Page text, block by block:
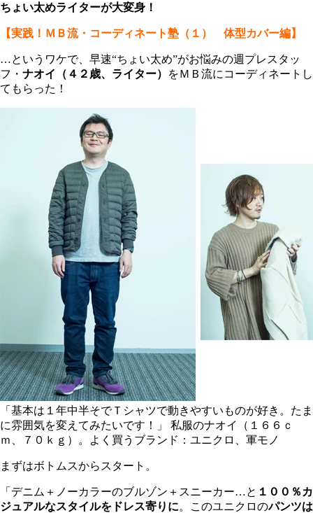
ちょい太めライターが大変身！
【実践！ＭＢ流・コーディネート塾（１） 体型カバー編】
…というワケで、早速“ちょい太め”がお悩みの週プレスタッ
フ・ ナオイ（４２歳、ライター）
をＭＢ流にコーディネートし
てもらった！
「基本は１年中半そでＴシャツで動きやすいものが好き。たま
に雰囲気を変えてみたいです！」
私服のナオイ（１６６ｃ
ｍ、７０ｋｇ）。よく買うブランド：ユニクロ、軍モノ
まずはボトムスからスタート。
「デニム＋ノーカラーのブルゾン＋スニーカー…と １００％カ
ジュアルなスタイルをドレス寄りに。このユニクロのパンツは